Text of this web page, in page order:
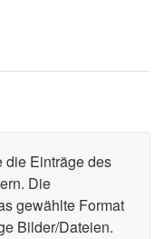
die Einträge des
Die
gewählte Format
Bilder/Dateien.